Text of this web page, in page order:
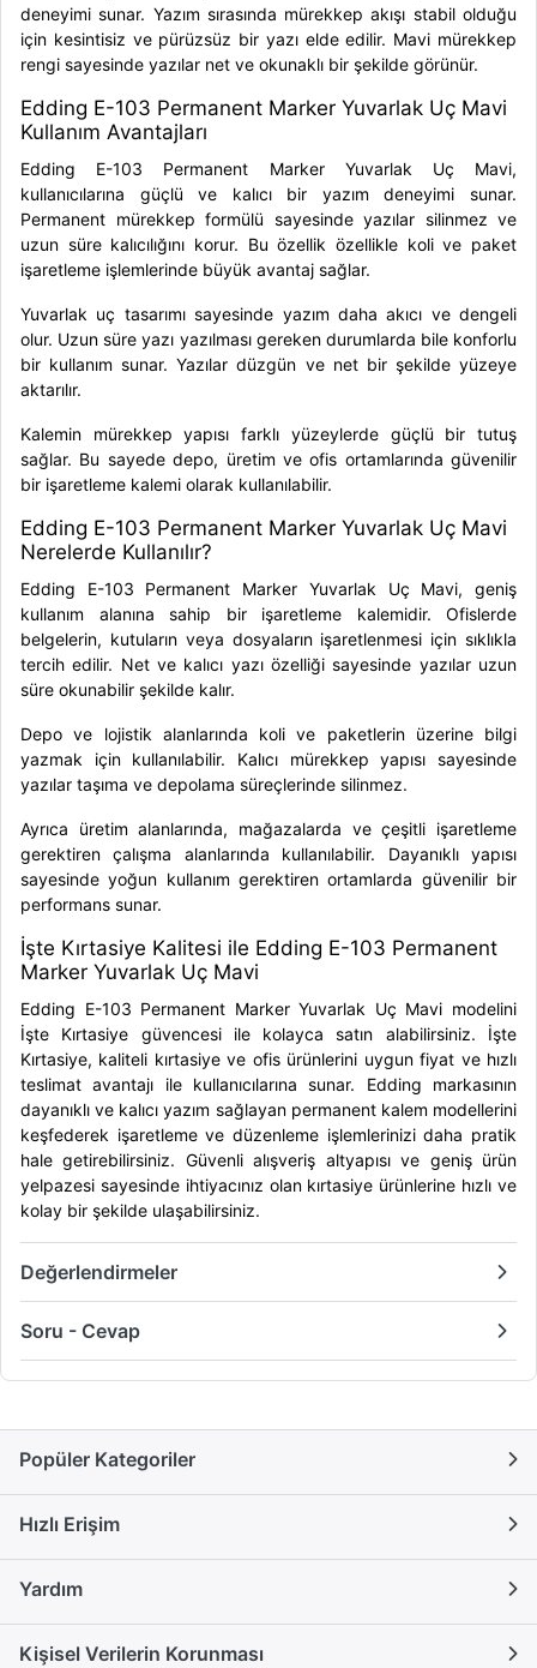
deneyimi sunar. Yazım sırasında mürekkep akışı stabil olduğu
için kesintisiz ve pürüzsüz bir yazı elde edilir. Mavi mürekkep
rengi sayesinde yazılar net ve okunaklı bir şekilde görünür.
Edding E-103 Permanent Marker Yuvarlak Uç Mavi
Kullanım Avantajları
Edding E-103 Permanent Marker Yuvarlak Uç Mavi,
kullanıcılarına güçlü ve kalıcı bir yazım deneyimi sunar.
Permanent mürekkep formülü sayesinde yazılar silinmez ve
uzun süre kalıcılığını korur. Bu özellik özellikle koli ve paket
işaretleme işlemlerinde büyük avantaj sağlar.
Yuvarlak uç tasarımı sayesinde yazım daha akıcı ve dengeli
olur. Uzun süre yazı yazılması gereken durumlarda bile konforlu
bir kullanım sunar. Yazılar düzgün ve net bir şekilde yüzeye
aktarılır.
Kalemin mürekkep yapısı farklı yüzeylerde güçlü bir tutuş
sağlar. Bu sayede depo, üretim ve ofis ortamlarında güvenilir
bir işaretleme kalemi olarak kullanılabilir.
Edding E-103 Permanent Marker Yuvarlak Uç Mavi
Nerelerde Kullanılır?
Edding E-103 Permanent Marker Yuvarlak Uç Mavi, geniş
kullanım alanına sahip bir işaretleme kalemidir. Ofislerde
belgelerin, kutuların veya dosyaların işaretlenmesi için sıklıkla
tercih edilir. Net ve kalıcı yazı özelliği sayesinde yazılar uzun
süre okunabilir şekilde kalır.
Depo ve lojistik alanlarında koli ve paketlerin üzerine bilgi
yazmak için kullanılabilir. Kalıcı mürekkep yapısı sayesinde
yazılar taşıma ve depolama süreçlerinde silinmez.
Ayrıca üretim alanlarında, mağazalarda ve çeşitli işaretleme
gerektiren çalışma alanlarında kullanılabilir. Dayanıklı yapısı
sayesinde yoğun kullanım gerektiren ortamlarda güvenilir bir
performans sunar.
İşte Kırtasiye Kalitesi ile Edding E-103 Permanent
Marker Yuvarlak Uç Mavi
Edding E-103 Permanent Marker Yuvarlak Uç Mavi modelini
İşte Kırtasiye güvencesi ile kolayca satın alabilirsiniz. İşte
Kırtasiye, kaliteli kırtasiye ve ofis ürünlerini uygun fiyat ve hızlı
teslimat avantajı ile kullanıcılarına sunar. Edding markasının
dayanıklı ve kalıcı yazım sağlayan permanent kalem modellerini
keşfederek işaretleme ve düzenleme işlemlerinizi daha pratik
hale getirebilirsiniz. Güvenli alışveriş altyapısı ve geniş ürün
yelpazesi sayesinde ihtiyacınız olan kırtasiye ürünlerine hızlı ve
kolay bir şekilde ulaşabilirsiniz.
Değerlendirmeler
Soru - Cevap
Popüler Kategoriler
Hızlı Erişim
Yardım
Kişisel Verilerin Korunması